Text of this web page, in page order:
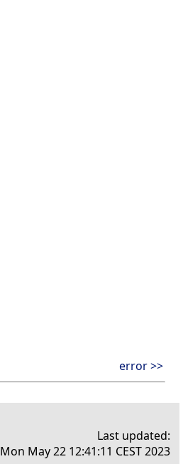
error >>
Last updated:
Mon May 22 12:41:11 CEST 2023